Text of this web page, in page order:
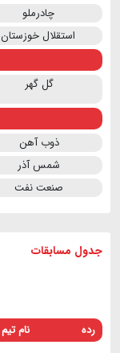
چادرملو
استقلال خوزستان
گل گهر
ذوب آهن
شمس آذر
صنعت نفت
جدول مسابقات
رده نام تیم